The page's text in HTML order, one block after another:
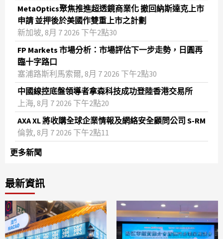
MetaOptics聚焦推進超透鏡商業化 撤回納斯達克上市
申請 並押後於美國作雙重上市之計劃
新加坡, 8月 7 2026 下午2點30
FP Markets 市場分析：市場評估下一步走勢，日圓再
臨十字路口
塞浦路斯利馬索爾, 8月 7 2026 下午2點30
中國線控底盤領導者拿森科技成功登陸香港交易所
上海, 8月 7 2026 下午2點20
AXA XL 將收購全球企業情報及網絡安全顧問公司 S-RM
倫敦, 8月 7 2026 下午2點11
更多新聞
最新資訊